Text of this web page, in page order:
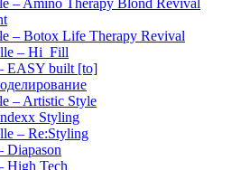
– Amino Therapy Blond Revival
– Botox Life Therapy Revival
– Hi_Fill
EASY built [to]
– Artistic Style
Styling
– Re:Styling
Diapason
High Tech